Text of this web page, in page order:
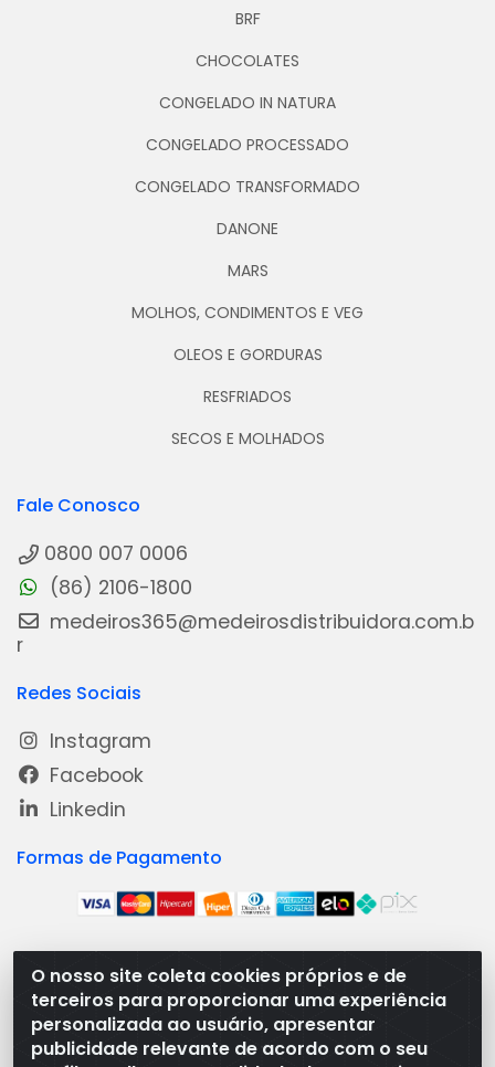
O nosso site coleta cookies próprios e de
terceiros para proporcionar uma experiência
personalizada ao usuário, apresentar
publicidade relevante de acordo com o seu
BRF
CHOCOLATES
CONGELADO IN NATURA
CONGELADO PROCESSADO
CONGELADO TRANSFORMADO
DANONE
MARS
MOLHOS, CONDIMENTOS E VEG
OLEOS E GORDURAS
RESFRIADOS
SECOS E MOLHADOS
Fale Conosco
0800 007 0006
(86) 2106-1800
medeiros365@medeirosdistribuidora.com.b
r
Redes Sociais
Instagram
Facebook
Linkedin
Formas de Pagamento
Medeiros Distribuidora - Rua Dias Carneiro, 1977 -
Ramal, Bacabal/MA - CEP 65.700-000 - CNPJ
08.474.030/0001-41